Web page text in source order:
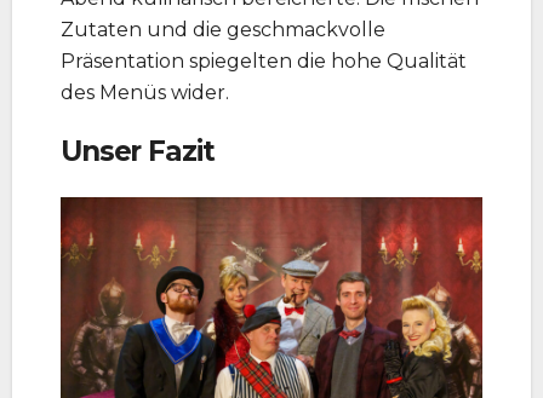
Zutaten und die geschmackvolle
Präsentation spiegelten die hohe Qualität
des Menüs wider.
Unser Fazit